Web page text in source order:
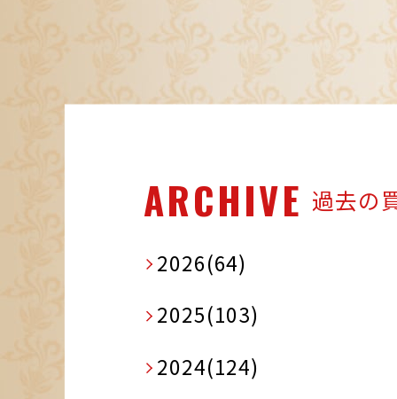
ARCHIVE 過去の
2026(64)
2025(103)
2024(124)